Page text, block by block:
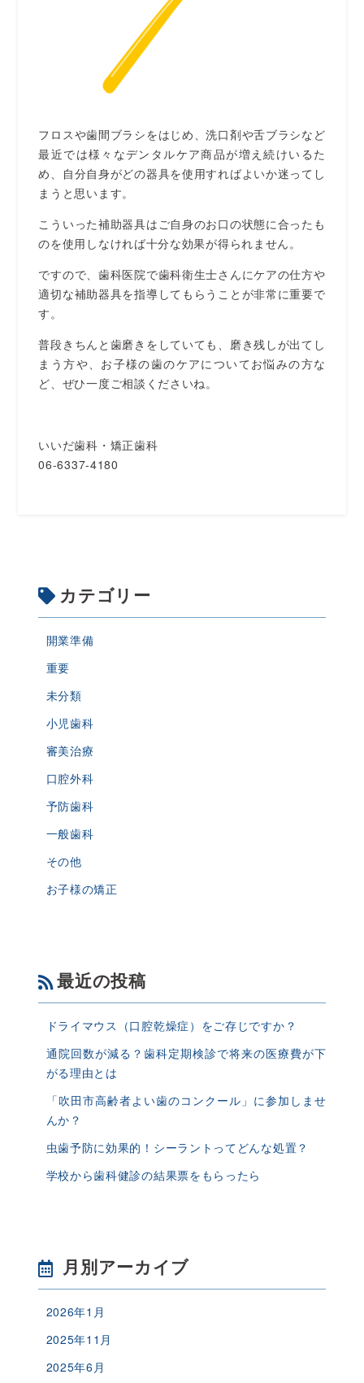
フロスや歯間ブラシをはじめ、洗口剤や舌ブラシなど
最近では様々なデンタルケア商品が増え続けいるた
め、自分自身がどの器具を使用すればよいか迷ってし
まうと思います。
こういった補助器具はご自身のお口の状態に合ったも
のを使用しなければ十分な効果が得られません。
ですので、歯科医院で歯科衛生士さんにケアの仕方や
適切な補助器具を指導してもらうことが非常に重要で
す。
普段きちんと歯磨きをしていても、磨き残しが出てし
まう方や、お子様の歯のケアについてお悩みの方な
ど、ぜひ一度ご相談くださいね。
いいだ歯科・矯正歯科
06-6337-4180
カテゴリー
開業準備
重要
未分類
小児歯科
審美治療
口腔外科
予防歯科
一般歯科
その他
お子様の矯正
最近の投稿
ドライマウス（口腔乾燥症）をご存じですか？
通院回数が減る？歯科定期検診で将来の医療費が下
がる理由とは
「吹田市高齢者よい歯のコンクール」に参加しませ
んか？
虫歯予防に効果的！シーラントってどんな処置？
学校から歯科健診の結果票をもらったら
月別アーカイブ
2026年1月
2025年11月
2025年6月